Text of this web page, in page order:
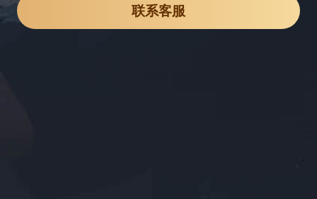
联系客服